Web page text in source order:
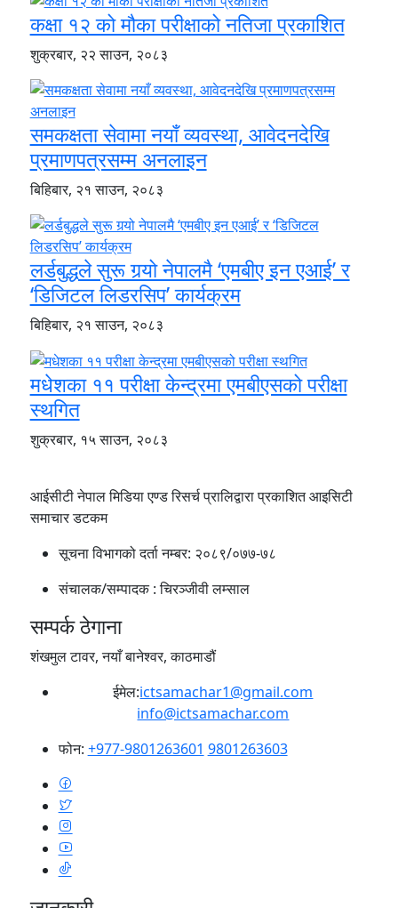
कक्षा १२ को मौका परीक्षाको नतिजा प्रकाशित
शुक्रबार, २२ साउन, २०८३
समकक्षता सेवामा नयाँ व्यवस्था, आवेदनदेखि
प्रमाणपत्रसम्म अनलाइन
बिहिबार, २१ साउन, २०८३
लर्डबुद्धले सुरू गर्‍यो नेपालमै ‘एमबीए इन एआई’ र
‘डिजिटल लिडरसिप’ कार्यक्रम
बिहिबार, २१ साउन, २०८३
मधेशका ११ परीक्षा केन्द्रमा एमबीएसको परीक्षा
स्थगित
शुक्रबार, १५ साउन, २०८३
आईसीटी नेपाल मिडिया एण्ड रिसर्च प्रालिद्वारा प्रकाशित आइसिटी
समाचार डटकम
सूचना विभागको दर्ता नम्बर: २०८९/०७७-७८
संचालक/सम्पादक :चिरञ्जीवी लम्साल
सम्पर्क ठेगाना
शंखमुल टावर, नयाँ बानेश्वर, काठमाडौं
ईमेल:ictsamachar1@gmail.com
info@ictsamachar.com
फोन: +977-9801263601 9801263603